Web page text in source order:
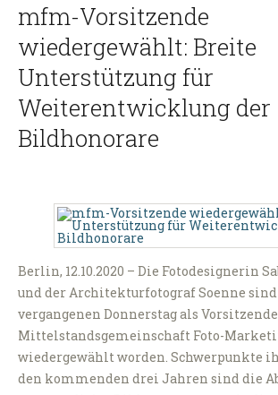
mfm-Vorsitzende
wiedergewählt: Breite
Unterstützung für
Weiterentwicklung der
Bildhonorare
Berlin, 12.10.2020 – Die Fotodesignerin
und der Architekturfotograf Soenne
vergangenen Donnerstag als
Mittelstandsgemeinschaft Foto-
wiedergewählt worden. Schwerpunkte
den kommenden drei Jahren sind die